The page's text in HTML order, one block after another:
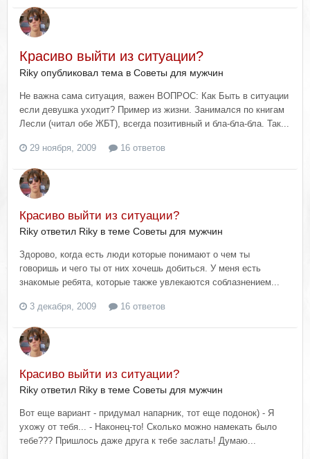
Красиво выйти из ситуации?
Riky опубликовал тема в Советы для мужчин
Не важна сама ситуация, важен ВОПРОС: Как Быть в ситуации
если девушка уходит? Пример из жизни. Занимался по книгам
Лесли (читал обе ЖБТ), всегда позитивный и бла-бла-бла. Так...
29 ноября, 2009 16 ответов
Красиво выйти из ситуации?
Riky ответил Riky в теме Советы для мужчин
Здорово, когда есть люди которые понимают о чем ты
говоришь и чего ты от них хочешь добиться. У меня есть
знакомые ребята, которые также увлекаются соблазнением...
3 декабря, 2009 16 ответов
Красиво выйти из ситуации?
Riky ответил Riky в теме Советы для мужчин
Вот еще вариант - придумал напарник, тот еще подонок) - Я
ухожу от тебя... - Наконец-то! Сколько можно намекать было
тебе??? Пришлось даже друга к тебе заслать! Думаю...